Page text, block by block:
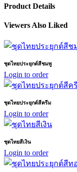
Product Details
Viewers Also Liked
ชุดไทยประยุกต์สีชมพู
Login to order
ชุดไทยประยุกต์สีครีม
Login to order
ชุดไทยสีเงิน
Login to order